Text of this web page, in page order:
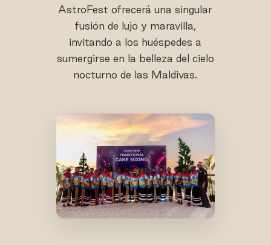
AstroFest ofrecerá una singular
fusión de lujo y maravilla,
invitando a los huéspedes a
sumergirse en la belleza del cielo
nocturno de las Maldivas.